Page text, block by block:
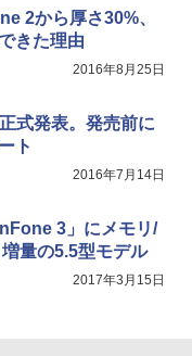
2から厚さ30%、
きた理由
2016年8月25日
式発表。発売前に
ト
2016年7月14日
3」にメモリ/
量の5.5型モデル
2017年3月15日